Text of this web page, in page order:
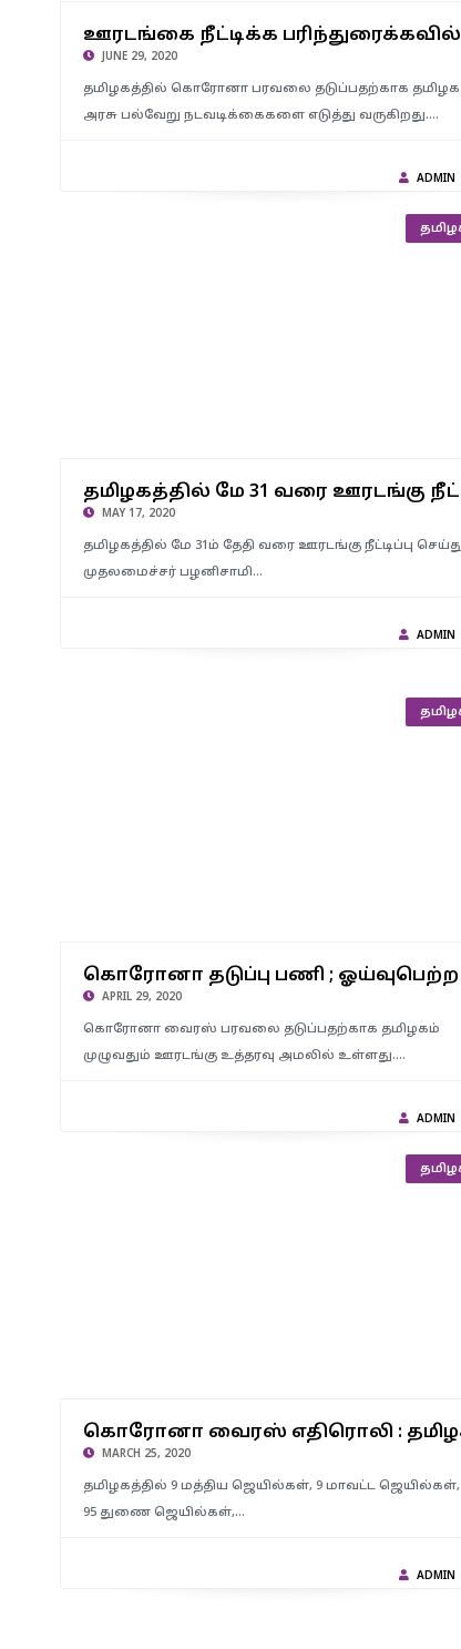
ஊரடங்கை நீட்டிக்க பரிந்துரைக்கவில்லை ; முதல்வர்
ஆலோசனைக்கு பிறகு மருத்துவக் குழு பேட்டி.!
ஊரடங்கை நீட்டிக்க
JUNE 29, 2020
தமிழகத்தில் கொரோனா பரவலை தடுப்பதற்காக தமிழக
அரசு பல்வேறு நடவடிக்கைகளை எடுத்து வருகிறது.…
ADMIN
கூடுதல் தளர்வுகளும் அறிவிப்பு – புதிய அறிவிப்புகளை
வெளியிட்ட தமிழக அரசு
தமிழகத்தி​ல் மே 31 வரை ஊரடங்கு
MAY 17, 2020
தமிழகத்தில் மே 31ம் தேதி வரை ஊரடங்கு நீட்டிப்பு
முதலமைச்சர் பழனிசாமி…
ADMIN
கொரோனா தடுப்பு பணி ; ஓய்வுபெற்ற மத்திய ஆயுதப்படை
வீரர்கள் தேவை- தமிழக காவல்துறை..!
கொரோனா தடுப்பு பணி ; ஓய்வுபெற்ற
APRIL 29, 2020
கொரோனா வைரஸ் பரவலை தடுப்பதற்காக தமிழகம்
முழுவதும் ஊரடங்கு உத்தரவு அமலில் உள்ளது.…
ADMIN
கொரோனா வைரஸ் எதிரொலி : தமிழக ஜெயில்களில்
கைதிகள் ஜாமீனில் விடுதலை..!!
கொரோனா வைரஸ் எதிரொலி :
MARCH 25, 2020
தமிழகத்தில் 9 மத்திய ஜெயில்கள், 9 மாவட்ட ஜெயில்கள்,
95 துணை ஜெயில்கள்,…
ADMIN